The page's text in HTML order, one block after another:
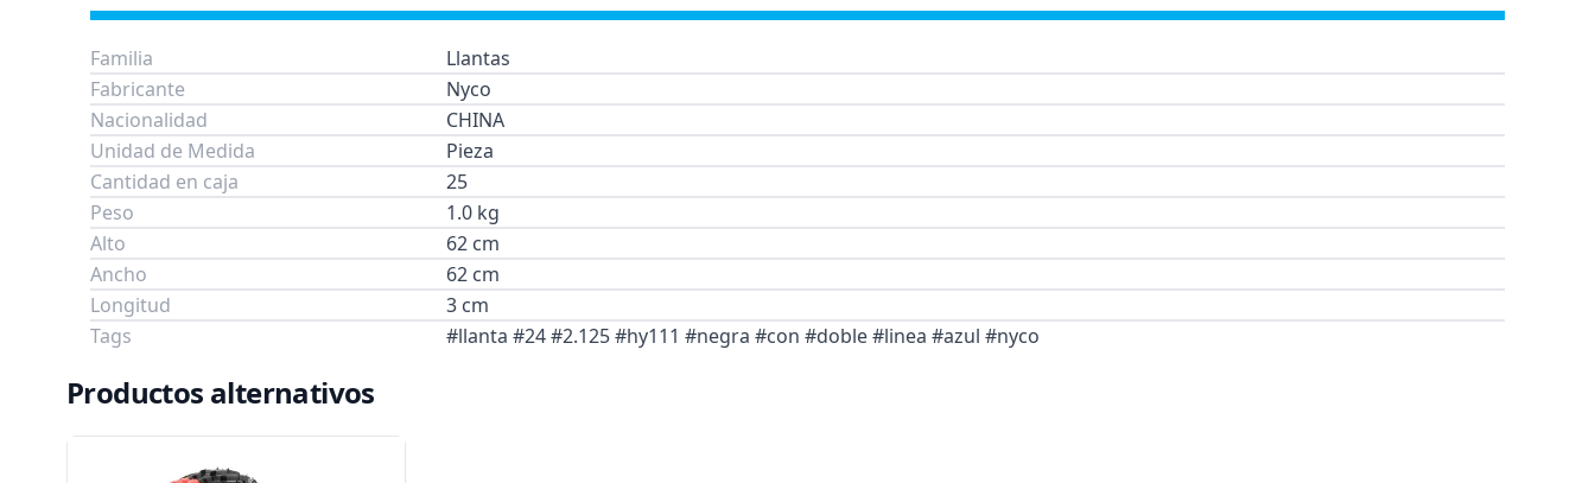
Familia
Llantas
Fabricante
Nyco
Nacionalidad
CHINA
Unidad de Medida
Pieza
Cantidad en caja
25
Peso
1.0 kg
Alto
62 cm
Ancho
62 cm
Longitud
3 cm
Tags
#llanta #24 #2.125 #hy111 #negra #con #doble #linea #azul #nyco
Productos alternativos